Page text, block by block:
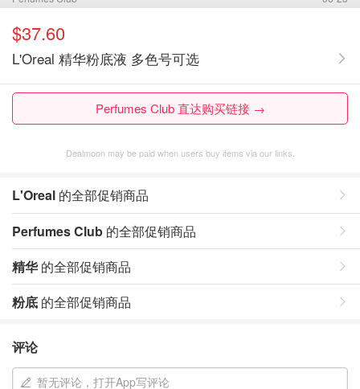
$37.60
L'Oreal 精华粉底液 多色号可选
Perfumes Club 直达购买链接 →
Dealmoon may be paid when users buy items via our links.
L'Oreal 的全部促销商品
Perfumes Club 的全部促销商品
精华的全部促销商品
粉底 的全部促销商品
评论
暂无评论，打开App写评论